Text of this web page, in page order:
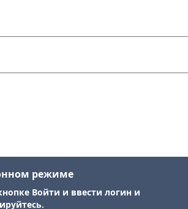
режиме
Войти и ввести логин и